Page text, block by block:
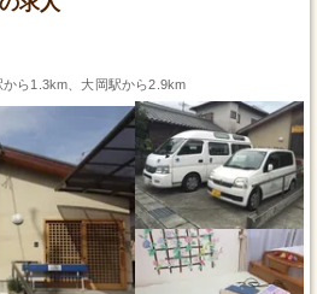
ら1.3km、大岡駅から2.9km